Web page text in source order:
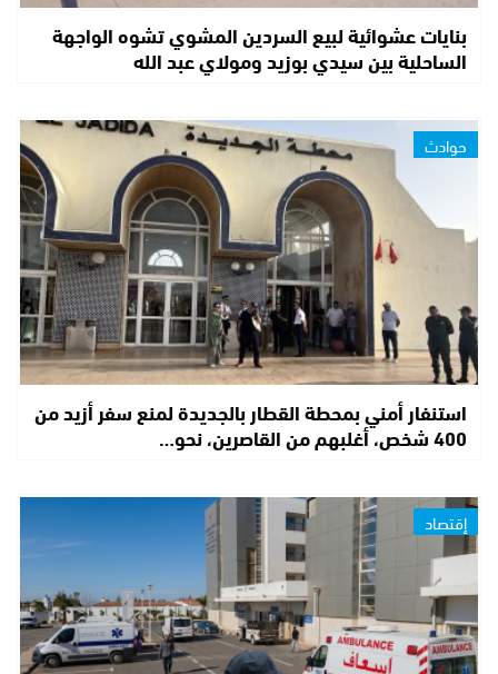
بنايات عشوائية لبيع السردين المشوي تشوه الواجهة
الساحلية بين سيدي بوزيد ومولاي عبد الله
حوادث
استنفار أمني بمحطة القطار بالجديدة لمنع سفر أزيد من
400 شخص، أغلبهم من القاصرين، نحو…
إقتصاد